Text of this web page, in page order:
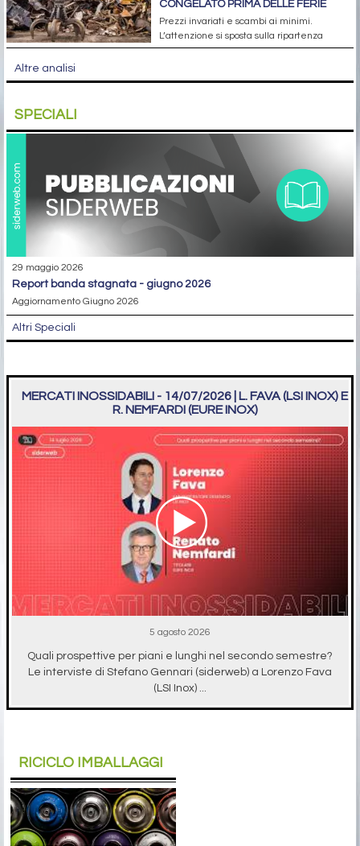
CONGELATO PRIMA DELLE FERIE
Prezzi invariati e scambi ai minimi.
L’attenzione si sposta sulla ripartenza
Altre analisi
SPECIALI
29 maggio 2026
report banda stagnata - giugno 2026
Aggiornamento Giugno 2026
Altri Speciali
MERCATI INOSSIDABILI - 14/07/2026 | L. FAVA (LSI INOX) E
R. NEMFARDI (EURE INOX)
5 agosto 2026
Quali prospettive per piani e lunghi nel secondo semestre?
Le interviste di Stefano Gennari (siderweb) a Lorenzo Fava
(LSI Inox) ...
RICICLO IMBALLAGGI